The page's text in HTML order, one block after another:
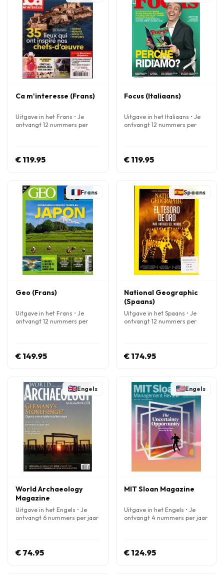
Ca m'interesse (Frans)
Uitgave in het Frans • Je
ontvangt 12 nummers per
€ 119.95
Focus (Italiaans)
Uitgave in het Italiaans • Je
ontvangt 12 nummers per
€ 119.95
Frans
Geo (Frans)
Uitgave in het Frans • Je
ontvangt 12 nummers per
€ 149.95
Spaans
National Geographic
(Spaans)
Uitgave in het Spaans • Je
ontvangt 12 nummers per
€ 174.95
Engels
World Archaeology
Magazine
Uitgave in het Engels • Je
ontvangt 6 nummers per jaar
€ 74.95
Engels
MIT Sloan Magazine
Uitgave in het Engels • Je
ontvangt 4 nummers per jaar
€ 124.95